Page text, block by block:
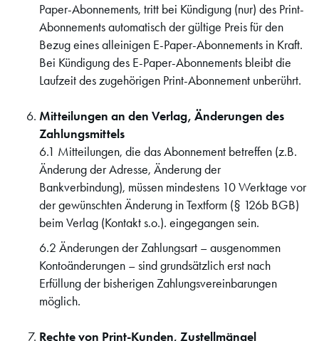
Paper-Abonnements, tritt bei Kündigung (nur) des Print-
Abonnements automatisch der gültige Preis für den
Bezug eines alleinigen E-Paper-Abonnements in Kraft.
Bei Kündigung des E-Paper-Abonnements bleibt die
Laufzeit des zugehörigen Print-Abonnement unberührt.
Mitteilungen an den Verlag, Änderungen des
Zahlungsmittels
6.1 Mitteilungen, die das Abonnement betreffen (z.B.
Änderung der Adresse, Änderung der
Bankverbindung), müssen mindestens 10 Werktage vor
der gewünschten Änderung in Textform (§ 126b BGB)
beim Verlag (Kontakt s.o.). eingegangen sein.
6.2 Änderungen der Zahlungsart – ausgenommen
Kontoänderungen – sind grundsätzlich erst nach
Erfüllung der bisherigen Zahlungsvereinbarungen
möglich.
Rechte von Print-Kunden, Zustellmängel